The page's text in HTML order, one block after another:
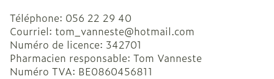
Téléphone: 056 22 29 40
Courriel: tom_vanneste@hotmail.com
Numéro de licence: 342701
Pharmacien responsable: Tom Vanneste
Numéro TVA: BE0860456811